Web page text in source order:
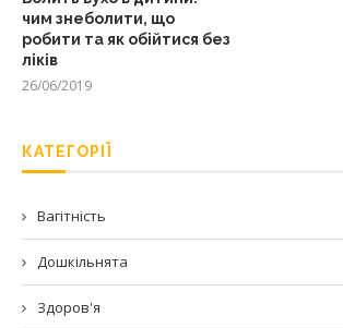
чим знеболити, що
робити та як обійтися без
ліків
26/06/2019
КАТЕГОРІЇ
Вагітність
Дошкільнята
Здоров'я